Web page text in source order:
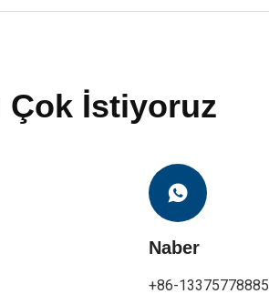
Çok İstiyoruz
Naber
+86-13375778885